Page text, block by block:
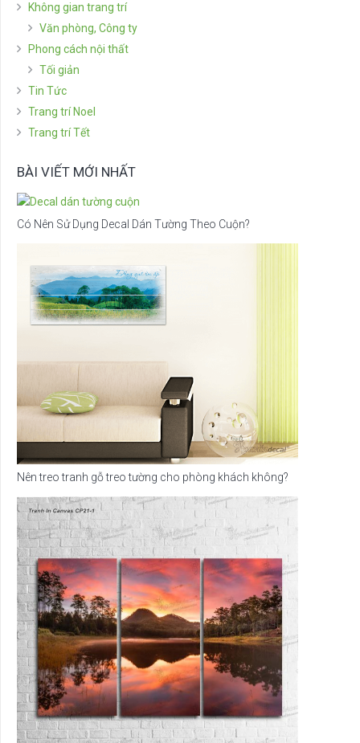
Không gian trang trí
Văn phòng, Công ty
Phong cách nội thất
Tối giản
Tin Tức
Trang trí Noel
Trang trí Tết
BÀI VIẾT MỚI NHẤT
Có Nên Sử Dụng Decal Dán Tường Theo Cuộn?
Nên treo tranh gỗ treo tường cho phòng khách không?